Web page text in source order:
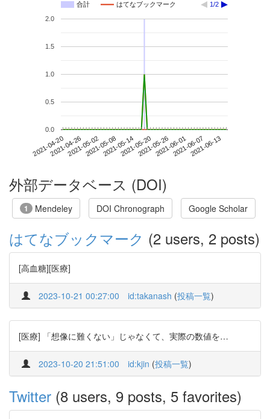
合計 はてなブックマーク 1/2
2021-04-202021-04-262021-05-022021-05-082021-05-142021-05-202021-05-262021-06-012021-06-072021-06-13
0.0
0.5
1.0
1.5
2.0
外部データベース (DOI)
1 Mendeley DOI Chronograph Google Scholar
はてなブックマーク (2 users, 2 posts)
[高血糖][医療]
2023-10-21 00:27:00 id:takanash (投稿一覧)
[医療] 「想像に難くない」じゃなくて、実際の数値を…
2023-10-20 21:51:00 id:kjin (投稿一覧)
Twitter (8 users, 9 posts, 5 favorites)